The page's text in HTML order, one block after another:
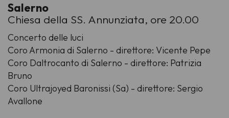
Salerno
Chiesa della SS. Annunziata, ore 20.00
Concerto delle luci
Coro Armonia di Salerno - direttore: Vicente Pepe
Coro Daltrocanto di Salerno - direttore: Patrizia
Bruno
Coro Ultrajoyed Baronissi (Sa) - direttore: Sergio
Avallone